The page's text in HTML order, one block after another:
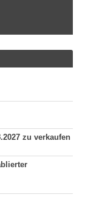
zu verkaufen